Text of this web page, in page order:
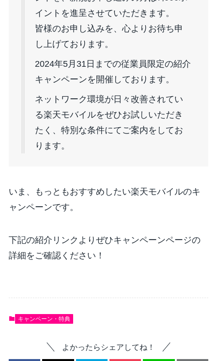
イントを進呈させていただきます。
皆様のお申し込みを、心よりお待ち申
し上げております。
2024年5月31日までの従業員限定の紹介
キャンペーンを開催しております。
ネットワーク環境が日々改善されてい
る楽天モバイルをぜひお試しいただき
たく、特別な条件にてご案内をしてお
ります。
いま、もっともおすすめしたい楽天モバイルのキ
ャンペーンです。
下記の紹介リンクよりぜひキャンペーンページの
詳細をご確認ください！
キャンペーン・特典
よかったらシェアしてね！